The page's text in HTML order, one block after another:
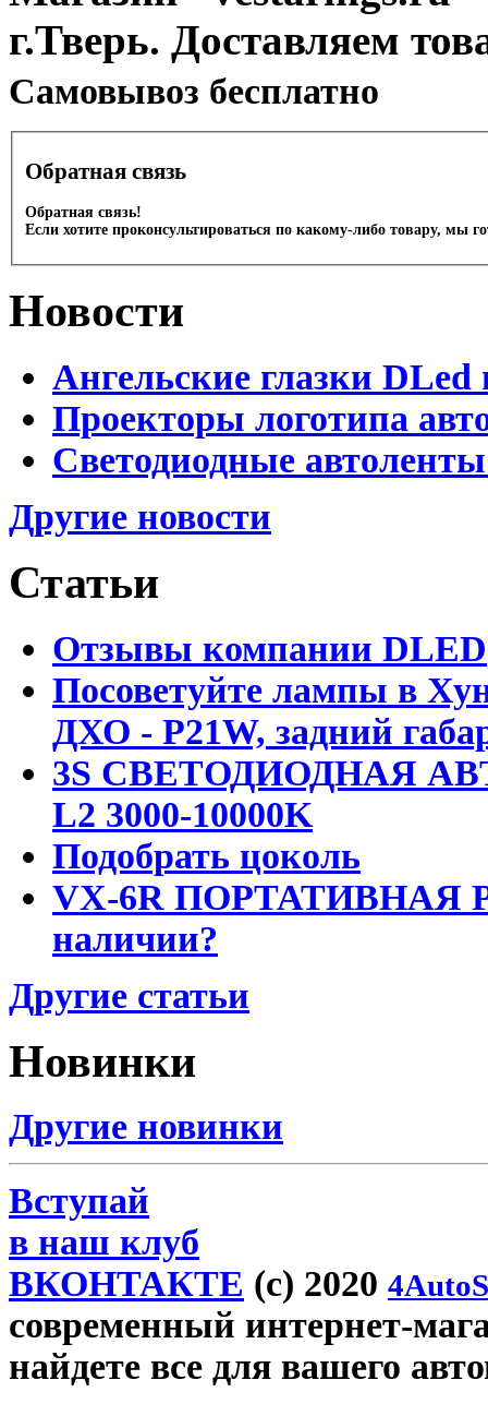
г.Тверь. Доставляем
Cамовывоз бесплатно
Обратная связь
Обратная связь!
Если хотите проконсультироваться по какому-либо товару, мы
Новости
Ангельские глазки DLed
Проекторы логотипа
Светодиодные
Другие новости
Статьи
Отзывы компании DLED
Посоветуйте лампы в
ДХО - P21W, задний
3S СВЕТОДИОДНАЯ
L2 3000-10000K
Подобрать цоколь
VX-6R ПОРТАТИВНАЯ
наличии?
Другие статьи
Новинки
Другие новинки
Вступай
в наш клуб
ВКОНТАКТЕ (c) 2020
современный интернет-
найдете все для вашего